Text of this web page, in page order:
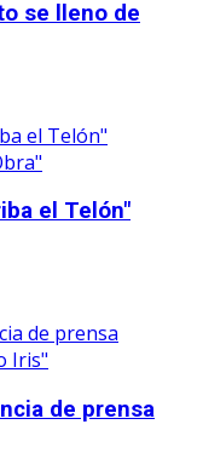
se lleno de
el Telón"
de prensa